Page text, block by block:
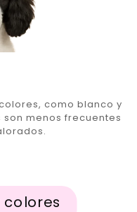
como blanco y
menos frecuentes